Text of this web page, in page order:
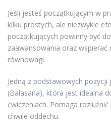
Jeśli jesteś początkującym w
kilku prostych, ale niezwykle
początkujących powinny być
zaawansowania oraz wspierać
równowagi.
Jedną z podstawowych pozycji
(Balasana), która jest idealna
ćwiczeniach. Pomaga
chwile oddechu.